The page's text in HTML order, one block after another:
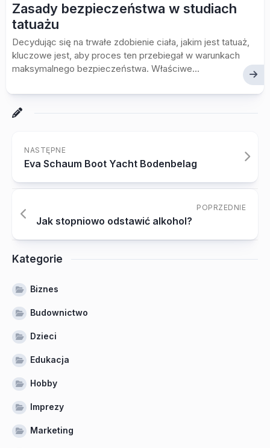
Zasady bezpieczeństwa w studiach
tatuażu
Decydując się na trwałe zdobienie ciała, jakim jest tatuaż,
kluczowe jest, aby proces ten przebiegał w warunkach
maksymalnego bezpieczeństwa. Właściwe...
NASTĘPNE
Eva Schaum Boot Yacht Bodenbelag
POPRZEDNIE
Jak stopniowo odstawić alkohol?
Kategorie
Biznes
Budownictwo
Dzieci
Edukacja
Hobby
Imprezy
Marketing